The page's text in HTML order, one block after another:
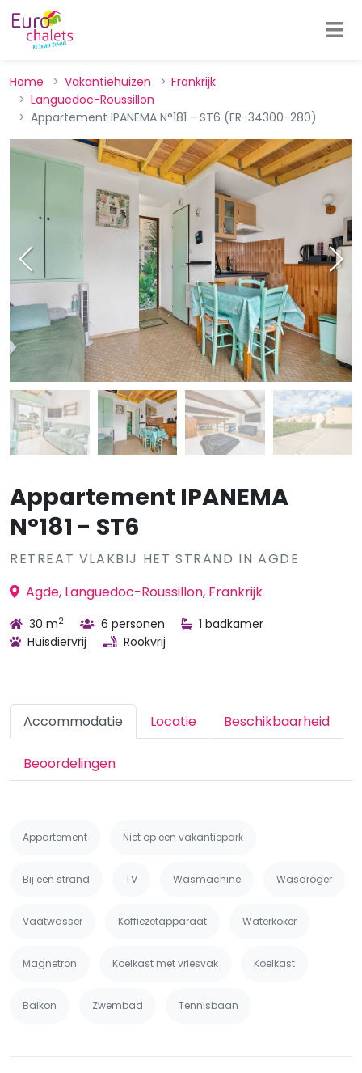
Home Vakantiehuizen
Frankrijk
Languedoc-Roussillon
Appartement IPANEMA N°181 - ST6 (FR-34300-280)
Appartement IPANEMA
N°181 - ST6
RETREAT VLAKBIJ HET STRAND IN AGDE
Agde, Languedoc-Roussillon, Frankrijk
30 m2 6 personen
1 badkamer
Huisdiervrij
Rookvrij
Accommodatie Locatie Beschikbaarheid
Beoordelingen
Appartement Niet op een vakantiepark
Bij een strand TV Wasmachine Wasdroger
Vaatwasser Koffiezetapparaat Waterkoker
Magnetron Koelkast met vriesvak Koelkast
Balkon Zwembad Tennisbaan